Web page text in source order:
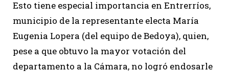
Esto tiene especial importancia en Entrerríos,
municipio de la representante electa María
Eugenia Lopera (del equipo de Bedoya), quien,
pese a que obtuvo la mayor votación del
departamento a la Cámara, no logró endosarle